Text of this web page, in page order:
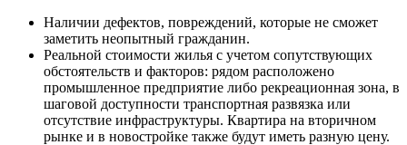
Наличии дефектов, повреждений, которые не сможет
заметить неопытный гражданин.
Реальной стоимости жилья с учетом сопутствующих
обстоятельств и факторов: рядом расположено
промышленное предприятие либо рекреационная зона, в
шаговой доступности транспортная развязка или
отсутствие инфраструктуры. Квартира на вторичном
рынке и в новостройке также будут иметь разную цену.